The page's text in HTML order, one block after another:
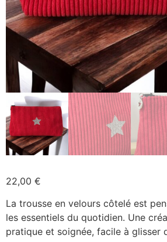
22,00 €
La trousse en velours côtelé est
les essentiels du quotidien. Une
pratique et soignée, facile à glisser